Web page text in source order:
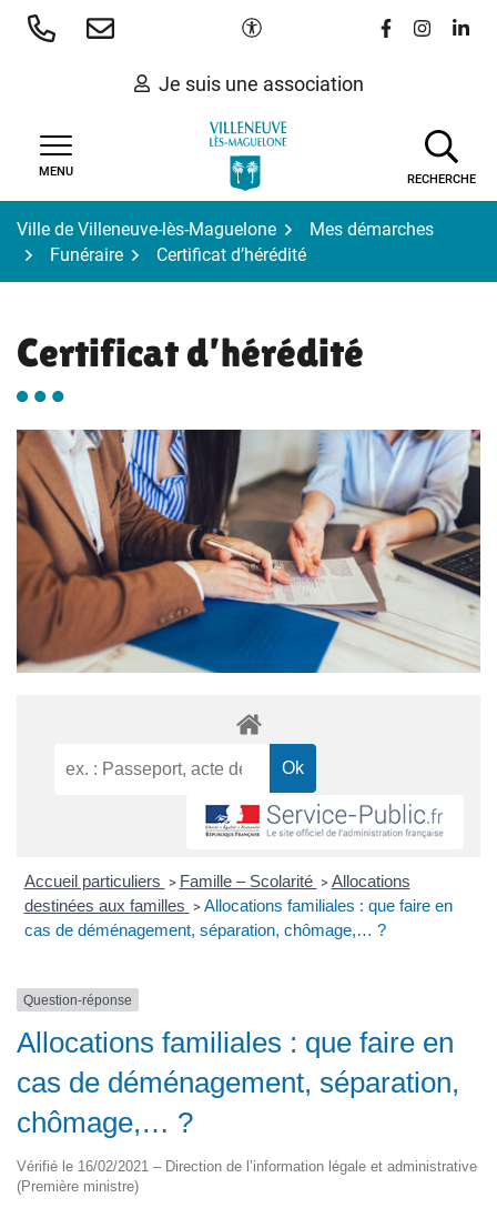
Aller
Paramètres d'accessibilité
Lien vers le
Lien vers
Lien
Je suis une association
MENU
RECHERCHE
Ville de Villeneuve-lès-Maguelone
Mes démarches
Funéraire
Certificat d’hérédité
Certificat d’hérédité
Accueil particuliers > Famille – Scolarité > Allocations
destinées aux familles > Allocations familiales : que faire en
cas de déménagement, séparation, chômage,… ?
Question-réponse
Allocations familiales : que faire en
cas de déménagement, séparation,
chômage,… ?
Vérifié le 16/02/2021 – Direction de l’information légale et administrative
(Première ministre)